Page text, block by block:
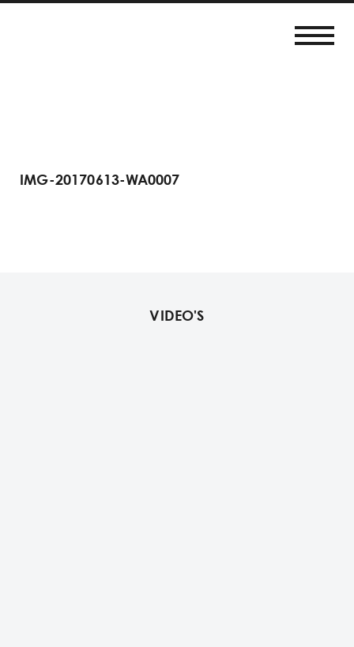
IMG-20170613-WA0007
VIDEO'S